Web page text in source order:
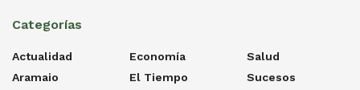
Categorías
Actualidad
Aramaio
Economía
El Tiempo
Salud
Sucesos